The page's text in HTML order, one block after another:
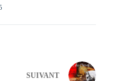
SUIVANT